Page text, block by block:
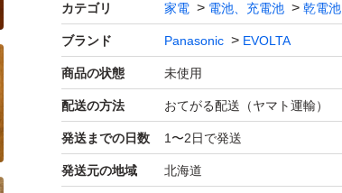
カテゴリ 家電 電池、充電池 乾電池
ブランド Panasonic EVOLTA
商品の状態 未使用
配送の方法 おてがる配送（ヤマト運輸）
発送までの日数 1〜2日で発送
発送元の地域 北海道